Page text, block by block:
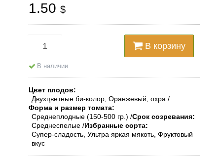
1.50 $
В корзину
В наличии
Цвет плодов
Двухцветные би-колор, Оранжевый, охра
Форма и размер томата
Среднеплодные (150-500 гр.) Срок созревания
Среднеспелые Избранные сорта
Супер-сладость, Ультра яркая мякоть, Фруктовый
вкус